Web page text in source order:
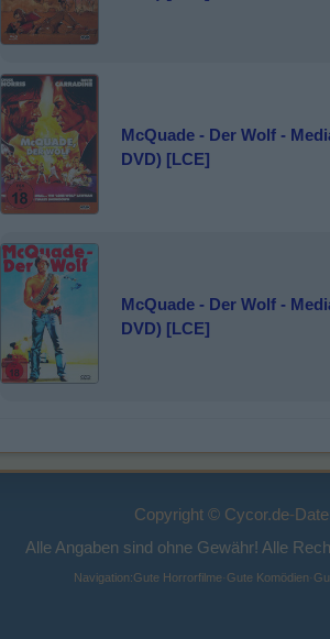
McQuade - Der Wolf -
DVD) [LCE]
McQuade - Der Wolf -
DVD) [LCE]
Copyright © Cycor.de-
Alle Angaben sind ohne Gewähr! Alle
Navigation:Gute Horrorfilme· Gute Komödien·